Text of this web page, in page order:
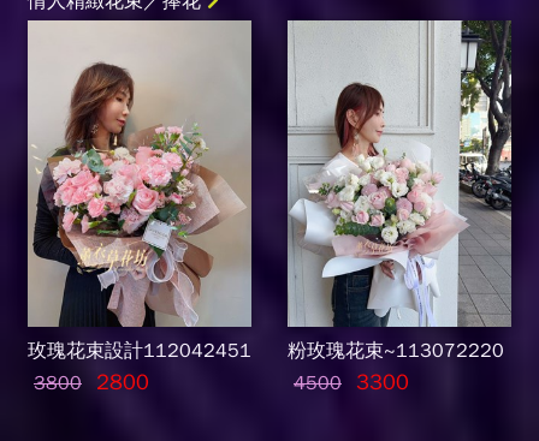
玫瑰花束設計112042451
3800
2800
粉玫瑰花束~113072220
4500
3300